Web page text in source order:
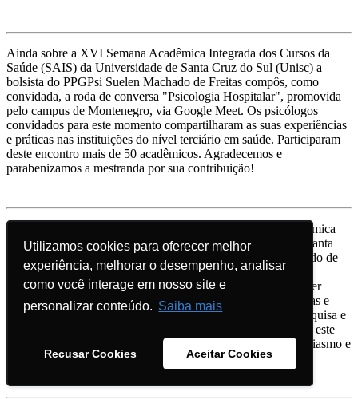
Utilizamos cookies para oferecer melhor
experiência, melhorar o desempenho, analisar
como você interage em nosso site e
personalizar conteúdo. Saiba mais
Recusar Cookies Aceitar Cookies
Utilizamos cookies para oferecer melhor
experiência, melhorar o desempenho, analisar
como você interage em nosso site e
personalizar conteúdo. Saiba mais
Recusar Cookies Aceitar Cookies
Ainda sobre a XVI Semana Acadêmica Integrada dos Cursos da
Saúde (SAIS) da Universidade de Santa Cruz do Sul (Unisc) a
bolsista do PPGPsi Suelen Machado de Freitas compôs, como
convidada, a roda de conversa "Psicologia Hospitalar", promovida
pelo campus de Montenegro, via Google Meet. Os psicólogos
convidados para este momento compartilharam as suas experiências
e práticas nas instituições do nível terciário em saúde. Participaram
deste encontro mais de 50 acadêmicos. Agradecemos e
parabenizamos a mestranda por sua contribuição!
Entre os dias 19 à 22/05/2025 ocorreu a XVI Semana Acadêmica
Integrada dos Cursos da Saúde (SAIS) da Universidade de Santa
Cruz do Sul (Unisc). A mestranda do PPGPsi Suelen Machado de
Freitas participou como colaboradora na roda de conversa:
"Conversando com bolsistas de pesquisa em saúde: Quer fazer
parte?". Este encontro foi permeado por trocas de experiências e
compartilhado com os acadêmicos o papel do bolsista na pesquisa e
dentro dos programas de pós-graduação. O grupo aproveitou este
momento para sanar suas dúvidas e foram tocados pelo entusiasmo e
propósito da prática de fazer pesquisa científica.